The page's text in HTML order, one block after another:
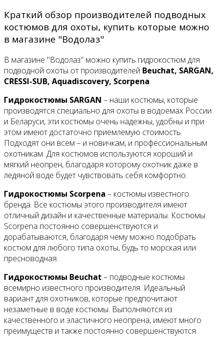
Краткий обзор производителей подводных
костюмов для охоты, купить которые можно
в магазине "Водолаз"
В магазине "Водолаз" можно купить гидрокостюм для
подводной охоты от производителей Beuchat, SARGAN,
CRESSI-SUB, Aquadiscovery, Scorpena.
Гидрокостюмы SARGAN – наши костюмы, которые
производятся специально для охоты в водоемах России
и Беларуси, эти костюмы очень надежны, удобны и при
этом имеют достаточно приемлемую стоимость.
Подходят они всем – и новичкам, и профессиональным
охотникам. Для костюмов используются хороший и
мягкий неопрен, благодаря которому охотник даже в
ледяной воде будет чувствовать себя комфортно.
Гидрокостюмы Scorpena – костюмы известного
бренда. Все костюмы этого производителя имеют
отличный дизайн и качественные материалы. Костюмы
Scorpena постоянно совершенствуются и
дорабатываются, благодаря чему можно подобрать
костюм для любого типа охоты, будь то морская или
пресноводная.
Гидрокостюмы Beuchat – подводные костюмы
всемирно известного производителя. Идеальный
вариант для охотников, которые предпочитают
незаметные в воде костюмы. Выполняются из
качественного и эластичного неопрена, имеют много
преимуществ и также постоянно совершенствуются.